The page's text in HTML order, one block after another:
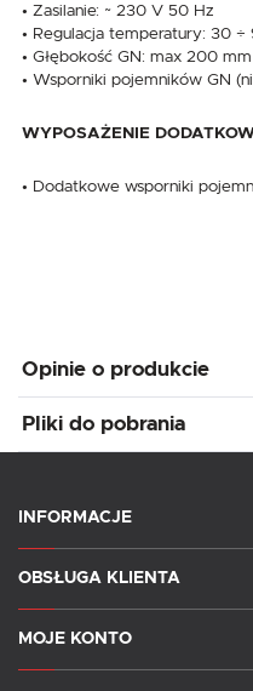
• Zasilanie: ~ 230 V 50 Hz
• Regulacja temperatury: 30 ÷
• Głębokość GN: max 200 mm
• Wsporniki pojemników GN
WYPOSAŻENIE
• Dodatkowe wsporniki
Opinie o produkcie
Pliki do pobrania
INFORMACJE
OBSŁUGA KLIENTA
MOJE KONTO